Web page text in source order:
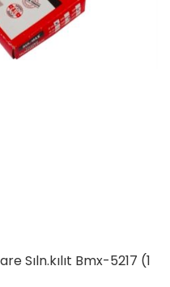
Sıln.kılıt Bmx-5217 (1